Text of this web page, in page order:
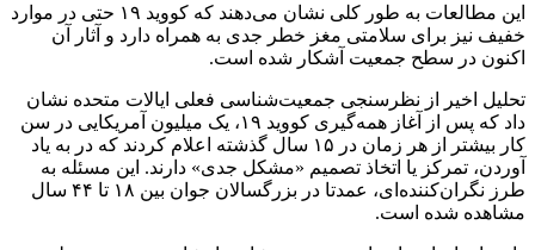
این مطالعات به طور کلی نشان می‌دهند که کووید ۱۹ حتی در موارد
خفیف نیز برای سلامتی مغز خطر جدی به همراه دارد و آثار آن
اکنون در سطح جمعیت آشکار شده است.
تحلیل اخیر از نظرسنجی جمعیت‌شناسی فعلی ایالات متحده نشان
داد که پس از آغاز همه‌گیری کووید ۱۹، یک میلیون آمریکایی در سن
کار بیشتر از هر زمان در ۱۵ سال گذشته اعلام کردند که در به یاد
آوردن، تمرکز یا اتخاذ تصمیم ‌«مشکل جدی» دارند. این مسئله به
طرز نگران‌کننده‌ای، عمدتا در بزرگسالان جوان بین ۱۸ تا ۴۴ سال
مشاهده شده است.